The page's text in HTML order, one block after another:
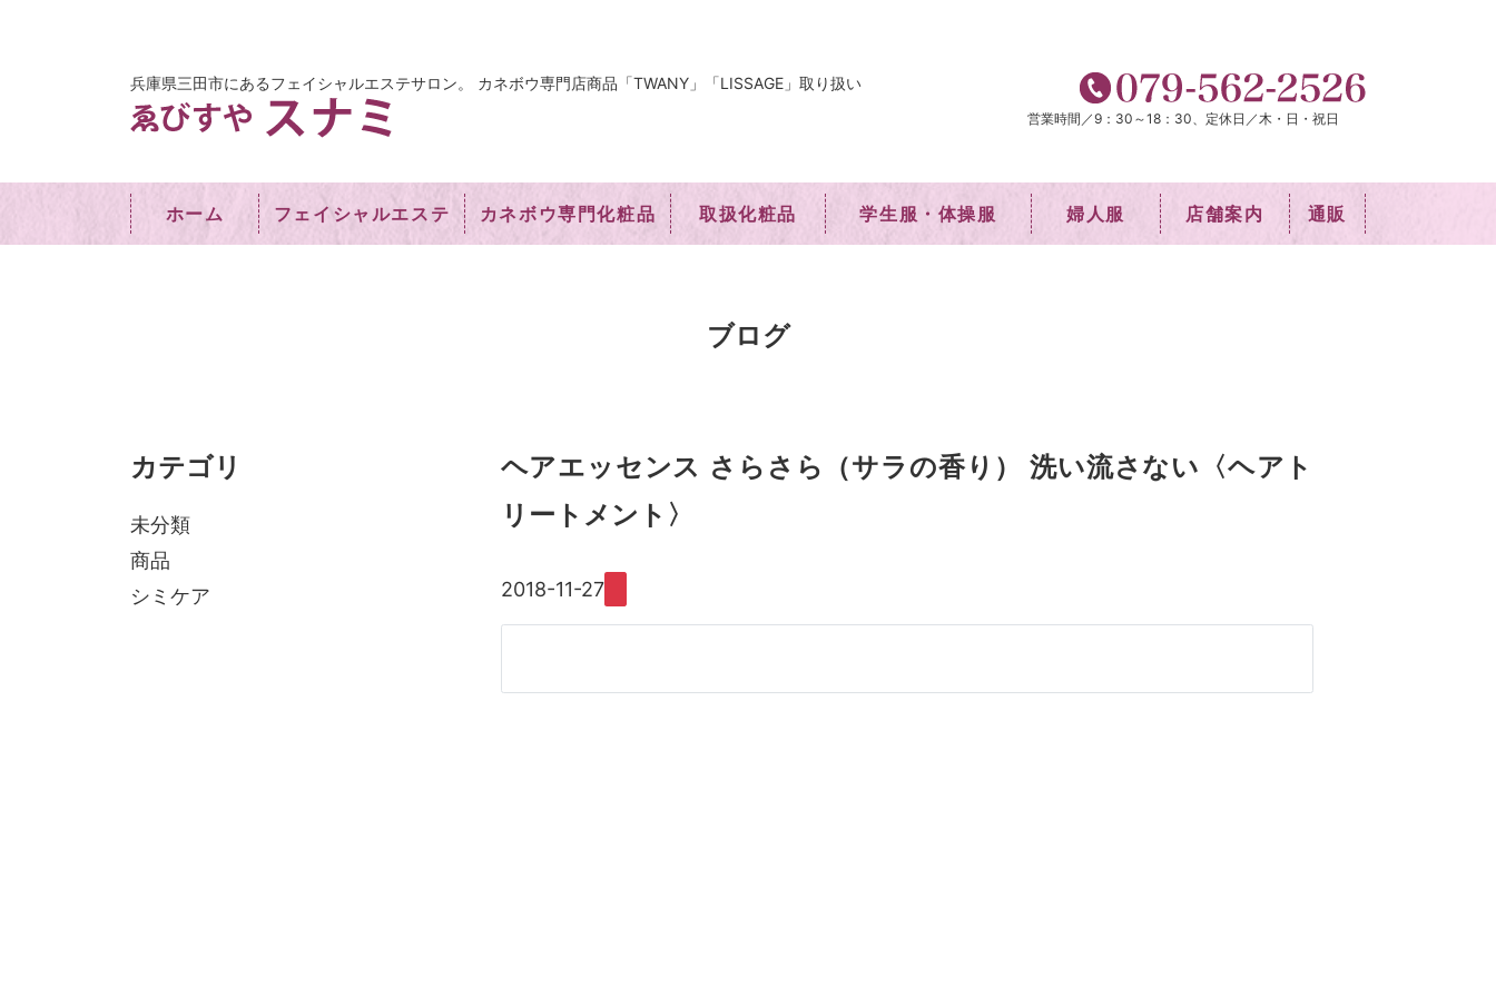
兵庫県三田市にあるフェイシャルエステサロン。 カネボウ専門店商品「TWANY」「LISSAGE」取り扱い
営業時間／9：30～18：30、定休日／木・日・祝日
ホーム フェイシャルエステ カネボウ専門化粧品 取扱化粧品 学生服・体操服 婦人服 店舗案内 通販
ブログ
カテゴリ
未分類
商品
シミケア
ヘアエッセンス さらさら（サラの香り） 洗い流さない〈ヘアト
リートメント〉
2018-11-27